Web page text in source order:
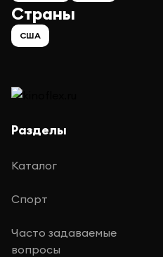
Страны
США
Разделы
Каталог
Спорт
Часто задаваемые
вопросы